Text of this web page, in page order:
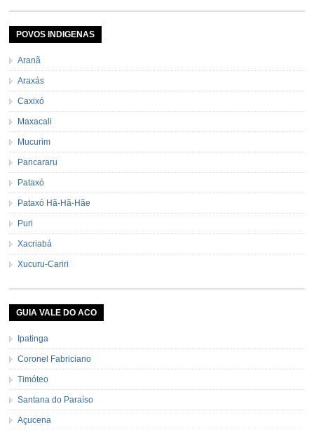
POVOS INDIGENAS
Aranã
Araxás
Caxixó
Maxacali
Mucurim
Pancararu
Pataxó
Pataxó Hã-Hã-Hãe
Puri
Xacriabá
Xucuru-Cariri
GUIA VALE DO ACO
Ipatinga
Coronel Fabriciano
Timóteo
Santana do Paraíso
Açucena